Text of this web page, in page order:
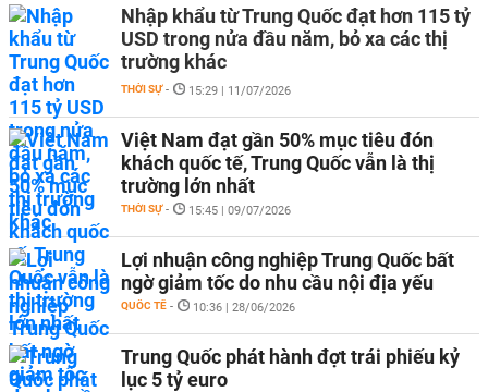
Nhập khẩu từ Trung Quốc đạt hơn 115 tỷ
USD trong nửa đầu năm, bỏ xa các thị
trường khác
THỜI SỰ - 15:29 | 11/07/2026
Việt Nam đạt gần 50% mục tiêu đón
khách quốc tế, Trung Quốc vẫn là thị
trường lớn nhất
THỜI SỰ - 15:45 | 09/07/2026
Lợi nhuận công nghiệp Trung Quốc bất
ngờ giảm tốc do nhu cầu nội địa yếu
QUỐC TẾ - 10:36 | 28/06/2026
Trung Quốc phát hành đợt trái phiếu kỷ
lục 5 tỷ euro